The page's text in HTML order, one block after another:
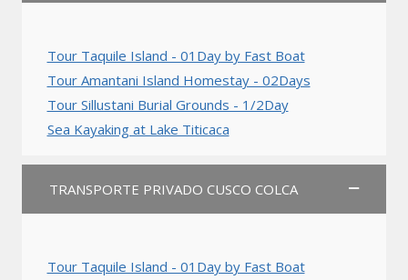
Tour Taquile Island - 01Day by Fast Boat
Tour Amantani Island Homestay - 02Days
Tour Sillustani Burial Grounds - 1/2Day
Sea Kayaking at Lake Titicaca
TRANSPORTE PRIVADO CUSCO COLCA
Tour Taquile Island - 01Day by Fast Boat